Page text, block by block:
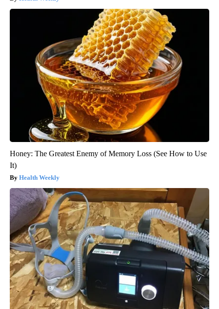
Honey: The Greatest Enemy of Memory Loss (See How to Use
It)
Health Weekly